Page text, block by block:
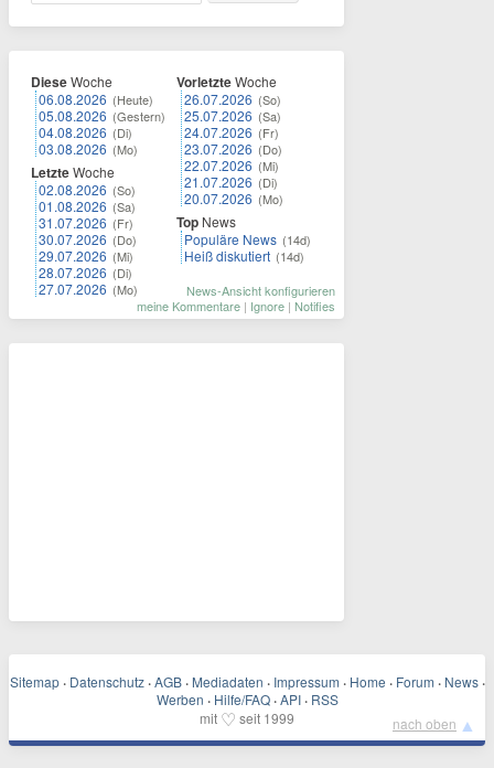
DieseWoche
06.08.2026 (Heute)
05.08.2026 (Gestern)
04.08.2026 (Di)
03.08.2026 (Mo)
LetzteWoche
02.08.2026 (So)
01.08.2026 (Sa)
31.07.2026 (Fr)
30.07.2026 (Do)
29.07.2026 (Mi)
28.07.2026 (Di)
27.07.2026 (Mo)
VorletzteWoche
26.07.2026 (So)
25.07.2026 (Sa)
24.07.2026 (Fr)
23.07.2026 (Do)
22.07.2026 (Mi)
21.07.2026 (Di)
20.07.2026 (Mo)
Top News
Populäre News (14d)
Heiß diskutiert (14d)
News-Ansicht konfigurieren
meine Kommentare | Ignore | Notifies
Sitemap · Datenschutz · AGB · Mediadaten · Impressum · Home · Forum · News ·
Werben · Hilfe/FAQ · API · RSS
mit ♡ seit 1999 nach oben ▲